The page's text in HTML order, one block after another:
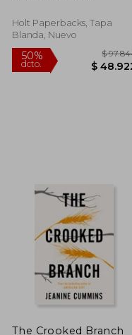
Holt Paperbacks, Tapa
Blanda, Nuevo
The Crooked Branch